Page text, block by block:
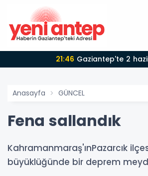
21:46 Gaziantep'te 2
Anasayfa GÜNCEL
Fena sallandık
Kahramanmaraş'ınPazarcık
büyüklüğünde bir deprem